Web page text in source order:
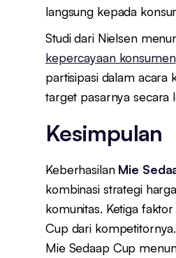
langsung kepada
Studi dari Nielsen
kepercayaan konsumen
partisipasi dalam
target pasarnya
Kesimpulan
Keberhasilan Mie
kombinasi strategi
komunitas. Ketiga
Cup dari
Mie Sedaap Cup